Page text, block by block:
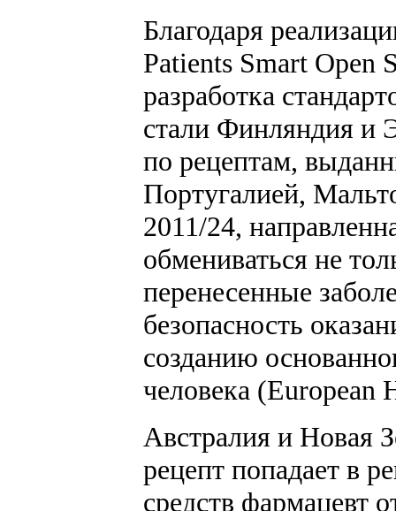
Благодаря
Patients Smart Open
разработка
стали Финляндия и
по рецептам,
Португалией,
2011/24,
обмениваться не
перенесенные
безопасность
созданию
человека (European
Австралия и Новая
рецепт попадает в
средств фармацевт